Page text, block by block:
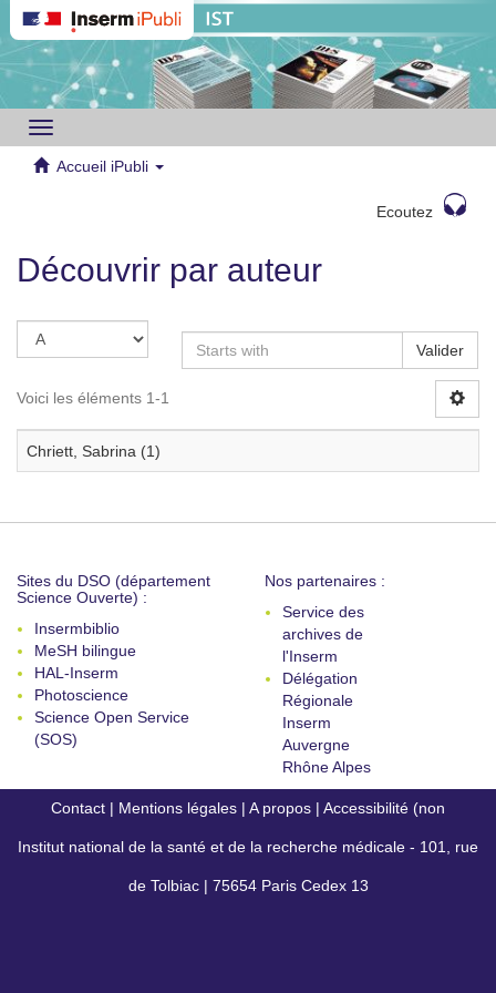
Toggle
navigation
Accueil iPubli
Ecoutez
Découvrir par auteur
Valider
Voici les éléments 1-1
Chriett, Sabrina (1)
Sites du DSO (département
Science Ouverte) :
Insermbiblio
MeSH bilingue
HAL-Inserm
Photoscience
Science Open Service
(SOS)
Nos partenaires :
Service des
archives de
l'Inserm
Délégation
Régionale
Inserm
Auvergne
Rhône Alpes
Contact | Mentions légales | A propos | Accessibilité (non
conforme)
Institut national de la santé et de la recherche médicale - 101, rue
de Tolbiac | 75654 Paris Cedex 13